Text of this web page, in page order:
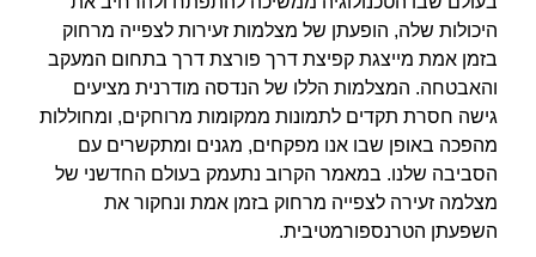
היכולות שלה, הופעתן של מצלמות זעירות לצפייה מרחוק
בזמן אמת מייצגת קפיצת דרך פורצת דרך בתחום המעקב
והאבטחה. המצלמות הללו של הנדסה מודרנית מציעים
גישה חסרת תקדים לתמונות ממקומות מרוחקים, ומחוללות
מהפכה באופן שבו אנו מפקחים, מגנים ומתקשרים עם
הסביבה שלנו. במאמר הקרוב נתעמק בעולם החדשני של
מצלמה זעירה לצפייה מרחוק בזמן אמת ונחקור את
השפעתן הטרנספורמטיבית.